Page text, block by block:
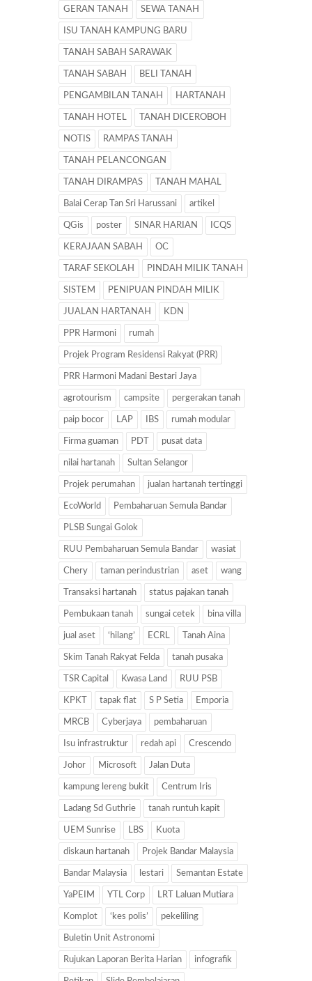
GERAN TANAH SEWA TANAH
ISU TANAH KAMPUNG BARU
TANAH SABAH SARAWAK
TANAH SABAH BELI TANAH
PENGAMBILAN TANAH HARTANAH
TANAH HOTEL TANAH DICEROBOH
NOTIS RAMPAS TANAH
TANAH PELANCONGAN
TANAH DIRAMPAS TANAH MAHAL
Balai Cerap Tan Sri Harussani artikel
QGis poster SINAR HARIAN ICQS
KERAJAAN SABAH OC
TARAF SEKOLAH PINDAH MILIK TANAH
SISTEM PENIPUAN PINDAH MILIK
JUALAN HARTANAH KDN
PPR Harmoni rumah
Projek Program Residensi Rakyat (PRR)
PRR Harmoni Madani Bestari Jaya
agrotourism campsite pergerakan tanah
paip bocor LAP IBS rumah modular
Firma guaman PDT pusat data
nilai hartanah Sultan Selangor
Projek perumahan jualan hartanah tertinggi
EcoWorld Pembaharuan Semula Bandar
PLSB Sungai Golok
RUU Pembaharuan Semula Bandar wasiat
Chery taman perindustrian aset wang
Transaksi hartanah status pajakan tanah
Pembukaan tanah sungai cetek bina villa
jual aset ‘hilang’ ECRL Tanah Aina
Skim Tanah Rakyat Felda tanah pusaka
TSR Capital Kwasa Land RUU PSB
KPKT tapak flat S P Setia Emporia
MRCB Cyberjaya pembaharuan
Isu infrastruktur redah api Crescendo
Johor Microsoft Jalan Duta
kampung lereng bukit Centrum Iris
Ladang Sd Guthrie tanah runtuh kapit
UEM Sunrise LBS Kuota
diskaun hartanah Projek Bandar Malaysia
Bandar Malaysia lestari Semantan Estate
YaPEIM YTL Corp LRT Laluan Mutiara
Komplot ‘kes polis’ pekeliling
Buletin Unit Astronomi
Rujukan Laporan Berita Harian infografik